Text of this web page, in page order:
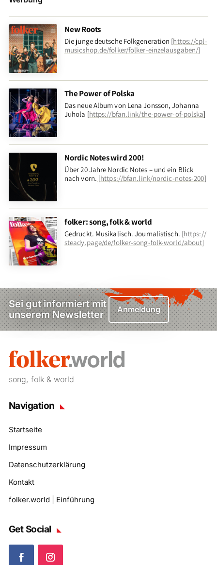
New Roots
Die junge deutsche Folkgeneration [https://cpl-
musicshop.de/folker/folker-einzelausgaben/]
The Power of Polska
Das neue Album von Lena Jonsson, Johanna
Juhola [https://bfan.link/the-power-of-polska]
Nordic Notes wird 200!
Über 20 Jahre Nordic Notes – und ein Blick
nach vorn. [https://bfan.link/nordic-notes-200]
folker: song, folk & world
Gedruckt. Musikalisch. Journalistisch. [https://
steady.page/de/folker-song-folk-world/about]
Sei gut informiert mit
unserem Newsletter
Anmeldung
song, folk & world
Navigation
Startseite
Impressum
Datenschutzerklärung
Kontakt
folker.world | Einführung
Get Social